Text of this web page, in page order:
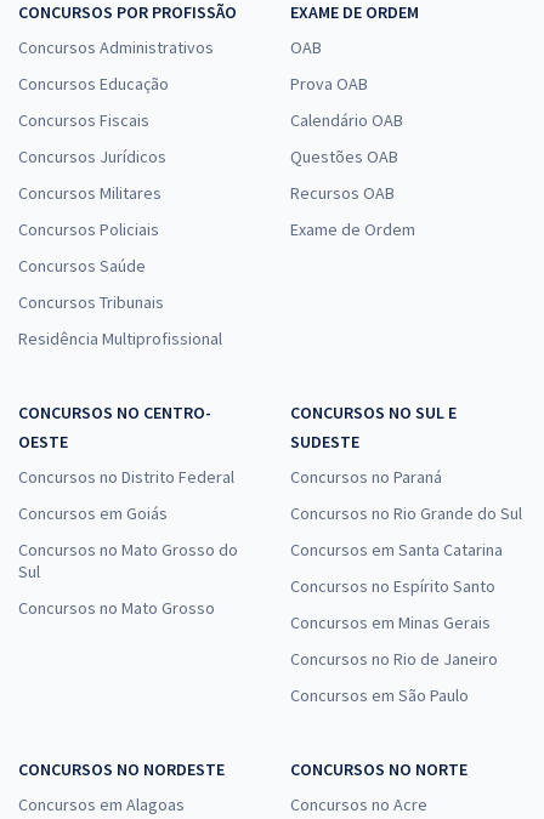
CONCURSOS POR PROFISSÃO
Concursos Administrativos
Concursos Educação
Concursos Fiscais
Concursos Jurídicos
Concursos Militares
Concursos Policiais
Concursos Saúde
Concursos Tribunais
Residência Multiprofissional
EXAME DE ORDEM
OAB
Prova OAB
Calendário OAB
Questões OAB
Recursos OAB
Exame de Ordem
CONCURSOS NO CENTRO-
OESTE
Concursos no Distrito Federal
Concursos em Goiás
Concursos no Mato Grosso do
Sul
Concursos no Mato Grosso
CONCURSOS NO SUL E
SUDESTE
Concursos no Paraná
Concursos no Rio Grande do Sul
Concursos em Santa Catarina
Concursos no Espírito Santo
Concursos em Minas Gerais
Concursos no Rio de Janeiro
Concursos em São Paulo
CONCURSOS NO NORDESTE
Concursos em Alagoas
CONCURSOS NO NORTE
Concursos no Acre